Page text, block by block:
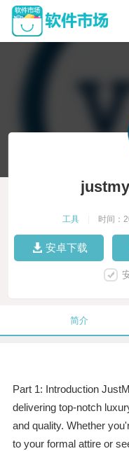
工具 时间：
安卓下载
简介
Part 1: Introduction
delivering top-notch
and quality. Whether
to your formal attire or